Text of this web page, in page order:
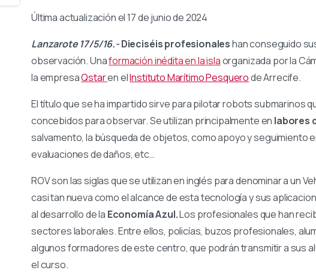
Última actualización el 17 de junio de 2024
Lanzarote 17/5/16.-Dieciséis profesionaleshan conseguido
observación. Unaformación inédita en la islaorganizada por la
la empresaQstaren elInstituto Marítimo Pesquerode Arrecife.
El título que se ha impartido sirve para pilotar robots submarinos
concebidos para observar. Se utilizan principalmente en labores
salvamento, la búsqueda de objetos, como apoyo y seguimiento
evaluaciones de daños, etc…
ROV son las siglas que se utilizan en inglés para denominar a un
casi tan nueva como el alcance de esta tecnología y sus
al desarrollo de la Economía Azul.Los profesionales que han
sectores laborales. Entre ellos, policías, buzos profesionales,
algunos formadores de este centro, que podrán transmitir a sus
el curso.